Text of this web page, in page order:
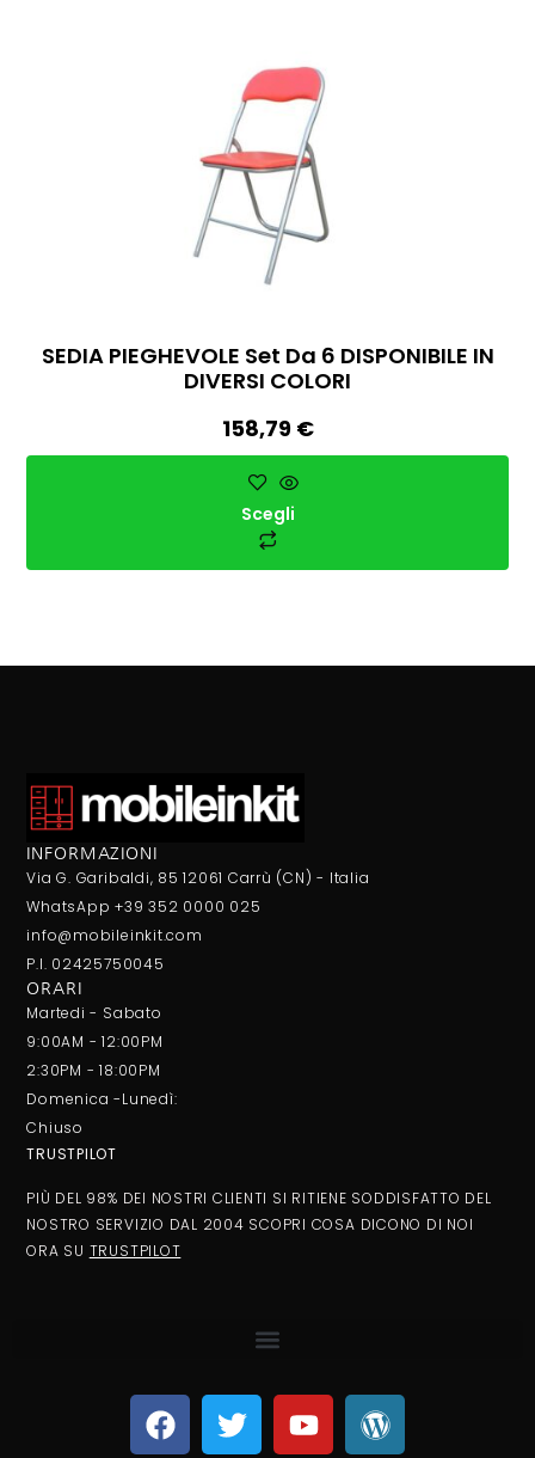
SEDIA PIEGHEVOLE Set Da 6 DISPONIBILE IN
DIVERSI COLORI
158,79 €
Scegli
INFORMAZIONI
Via G. Garibaldi, 85 12061 Carrù (CN) - Italia
WhatsApp +39 352 0000 025
info@mobileinkit.com
P.I. 02425750045
ORARI
Martedi - Sabato
9:00AM - 12:00PM
2:30PM - 18:00PM
Domenica -Lunedì:
Chiuso
TRUSTPILOT
PIÙ DEL 98% DEI NOSTRI CLIENTI SI RITIENE SODDISFATTO DEL
NOSTRO SERVIZIO DAL 2004 SCOPRI COSA DICONO DI NOI
ORA SU TRUSTPILOT